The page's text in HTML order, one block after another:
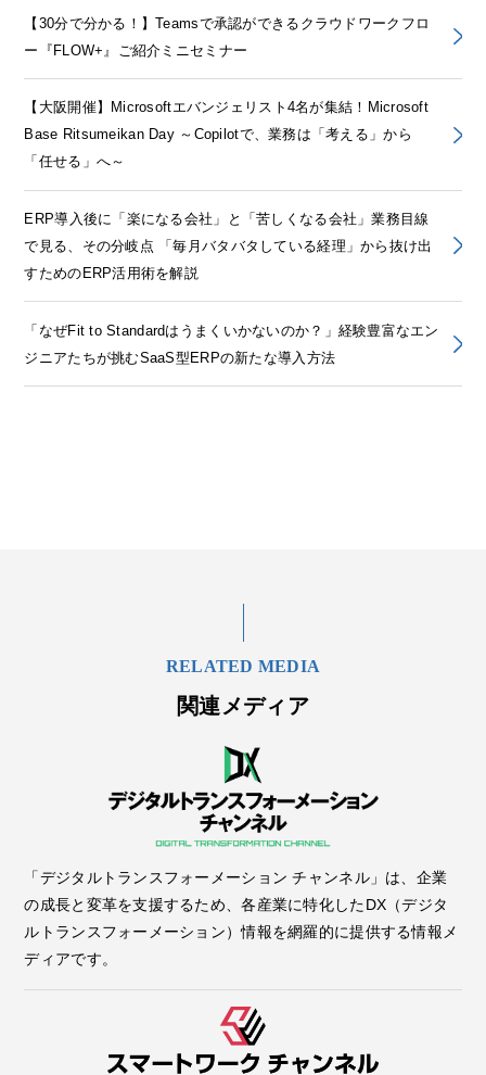
【30分で分かる！】Teamsで承認ができるクラウドワークフロ
ー『FLOW+』ご紹介ミニセミナー
【大阪開催】Microsoftエバンジェリスト4名が集結！Microsoft
Base Ritsumeikan Day ～Copilotで、業務は「考える」から
「任せる」へ～
ERP導入後に「楽になる会社」と「苦しくなる会社」業務目線
で見る、その分岐点 「毎月バタバタしている経理」から抜け出
すためのERP活用術を解説
「なぜFit to Standardはうまくいかないのか？」経験豊富なエン
ジニアたちが挑むSaaS型ERPの新たな導入方法
RELATED MEDIA
関連メディア
「デジタルトランスフォーメーション チャンネル」は、企業
の成長と変革を支援するため、各産業に特化したDX（デジタ
ルトランスフォーメーション）情報を網羅的に提供する情報メ
ディアです。